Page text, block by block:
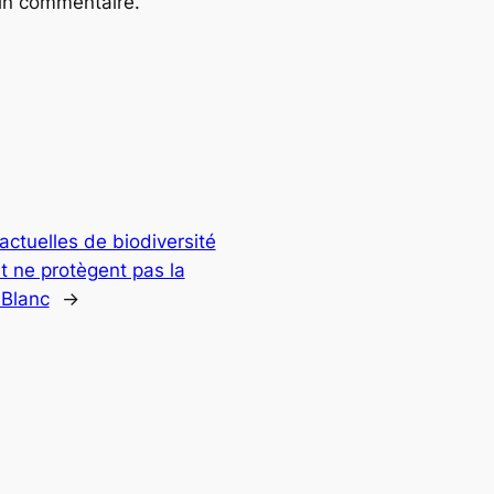
de biodiversité
ne protègent pas la
→